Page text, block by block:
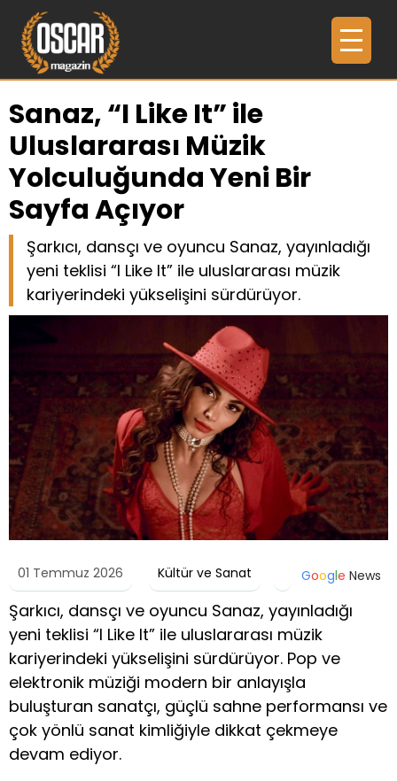
Sanaz, “I Like It” ile
Uluslararası Müzik
Yolculuğunda Yeni Bir
Sayfa Açıyor
Şarkıcı, dansçı ve oyuncu Sanaz, yayınladığı
yeni teklisi “I Like It” ile uluslararası müzik
kariyerindeki yükselişini sürdürüyor.
01 Temmuz 2026 Kültür ve Sanat Google News
Şarkıcı, dansçı ve oyuncu Sanaz, yayınladığı
yeni teklisi “I Like It” ile uluslararası müzik
kariyerindeki yükselişini sürdürüyor. Pop ve
elektronik müziği modern bir anlayışla
buluşturan sanatçı, güçlü sahne performansı ve
çok yönlü sanat kimliğiyle dikkat çekmeye
devam ediyor.